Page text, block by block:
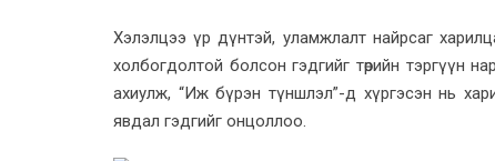
Хэлэлцээ үр дүнтэй, уламжлалт найрсаг
холбогдолтой болсон гэдгийг төрийн тэргүүн
ахиулж, “Иж бүрэн түншлэл”-д хүргэсэн нь
явдал гэдгийг онцоллоо.